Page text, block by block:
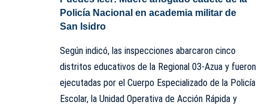
Policía Nacional en academia militar de
San Isidro
Según indicó, las inspecciones abarcaron cinco
distritos educativos de la Regional 03-Azua y fueron
ejecutadas por el Cuerpo Especializado de la Policía
Escolar, la Unidad Operativa de Acción Rápida y